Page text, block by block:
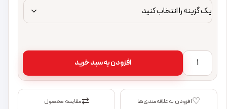
سه پایه دوربین پرووان مدل PHL1135 عددافزودن به سبد خرید
♡افزودن به علاقه‌مندی‌ها ⇄مقایسه محصول